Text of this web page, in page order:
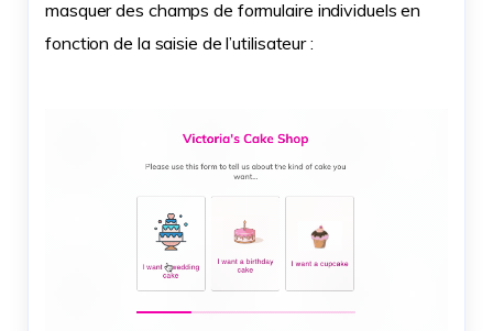
masquer des champs de formulaire individuels en
fonction de la saisie de l’utilisateur :